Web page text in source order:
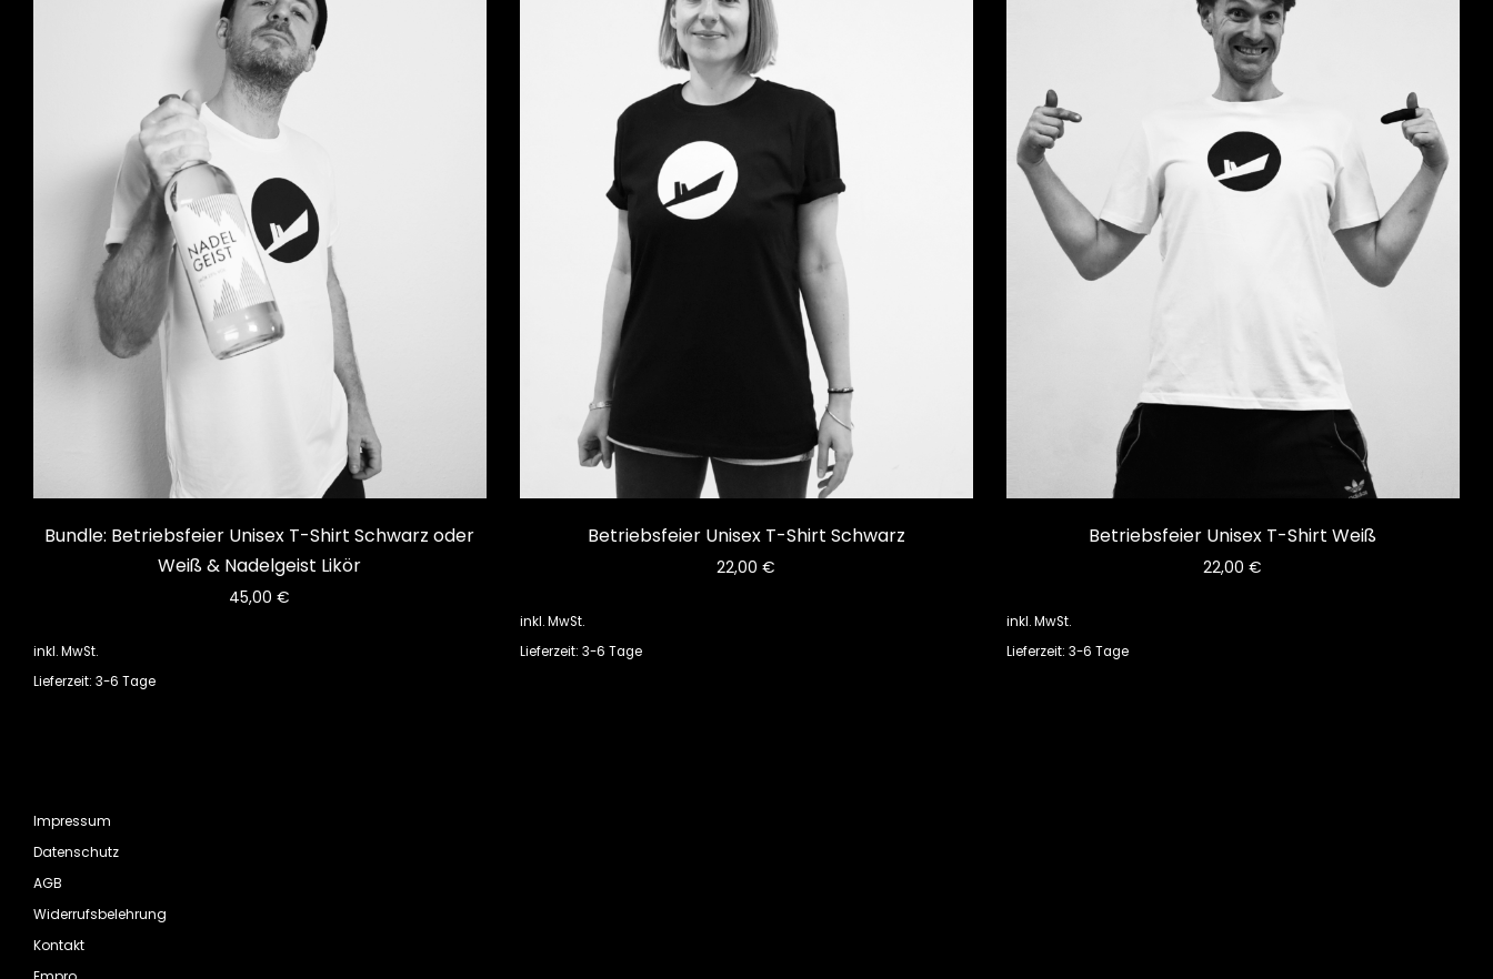
Bundle: Betriebsfeier Unisex T-Shirt Schwarz oder
Weiß & Nadelgeist Likör
45,00€
inkl. MwSt.
Lieferzeit: 3-6 Tage
Betriebsfeier Unisex T-Shirt Schwarz
22,00€
inkl. MwSt.
Lieferzeit: 3-6 Tage
Betriebsfeier Unisex T-Shirt Weiß
22,00€
inkl. MwSt.
Lieferzeit: 3-6 Tage
Impressum
Datenschutz
AGB
Widerrufsbelehrung
Kontakt